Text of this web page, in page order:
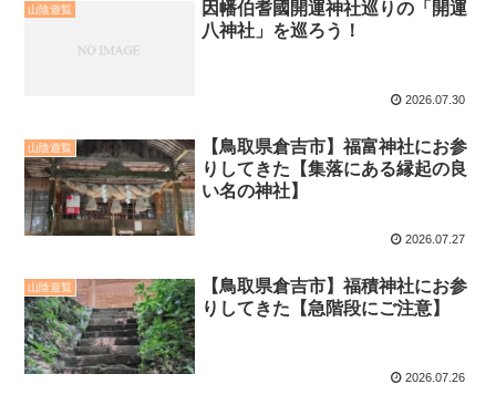
山陰遊覧
因幡伯耆國開運神社巡りの「開運
八神社」を巡ろう！
2026.07.30
山陰遊覧
【鳥取県倉吉市】福富神社にお参
りしてきた【集落にある縁起の良
い名の神社】
2026.07.27
山陰遊覧
【鳥取県倉吉市】福積神社にお参
りしてきた【急階段にご注意】
2026.07.26